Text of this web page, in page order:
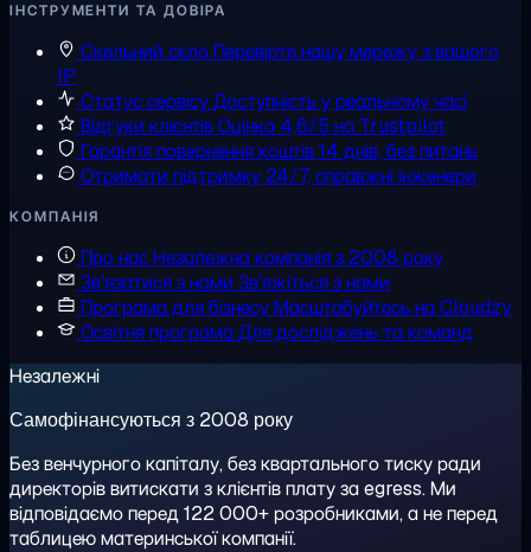
ІНСТРУМЕНТИ ТА ДОВІРА
Скельний скло Перевірте нашу мережу з вашого
IP
Статус сервісуДоступність у реальному часі
Відгуки клієнтівОцінка 4,6/5 на Trustpilot
Гарантія повернення коштів14 днів, без питань
Отримати підтримку 24/7, справжні інженери
КОМПАНІЯ
Про насНезалежна компанія з 2008 року
Зв'язатися з нами Зв'яжіться з нами
Програма для бізнесуМасштабуйтесь на Cloudzy
Освітня програмаДля досліджень та команд
Незалежні
Самофінансуються з 2008 року
Без венчурного капіталу, без квартального тиску ради
директорів витискати з клієнтів плату за egress. Ми
відповідаємо перед 122 000+ розробниками, а не перед
таблицею материнської компанії.